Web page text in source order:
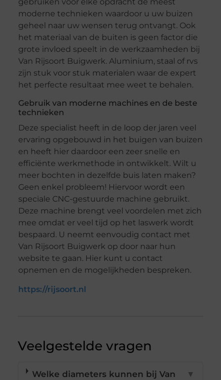
moderne technieken waardoor u uw buizen
geheel naar uw wensen terug ontvangt. Ook
het materiaal van de buiten is geen factor die
grote invloed speelt in de werkzaamheden bij
Van Rijsoort Buigwerk. Aluminium, staal of rvs
zijn stuk voor stuk materialen waar de expert
het perfecte resultaat mee weet te behalen.
Gebruik van moderne machines en de beste
technieken
Deze specialist heeft in de loop der jaren veel
ervaring opgebouwd in het buigen van buizen
en heeft hier daardoor een zeer snelle en
efficiënte werkmethode in ontwikkelt. Wilt u
meer bochten in dezelfde buis laten maken?
Geen enkel probleem! Hiervoor wordt een
speciale CNC-gestuurde machine gebruikt.
Deze machine brengt veel voordelen met zich
mee omdat er veel tijd op het laswerk wordt
bespaard. U neemt eenvoudig contact met
Van Rijsoort Buigwerk op door naar hun
website te gaan. Hier kunt u contact
opnemen en de mogelijkheden bespreken.
https://rijsoort.nl
Veelgestelde vragen
Welke diameters kunnen bij Van
▼